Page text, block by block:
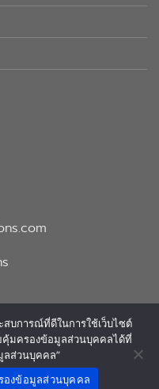
Designed and
Co., Ltd.
สบการณ์ที่ดีในการใช้เว็บไซต์
คุ้มครองข้อมูลส่วนบุคคลได้ที่
ลส่วนบุคคล”
องข้อมูลส่วนบุคคล